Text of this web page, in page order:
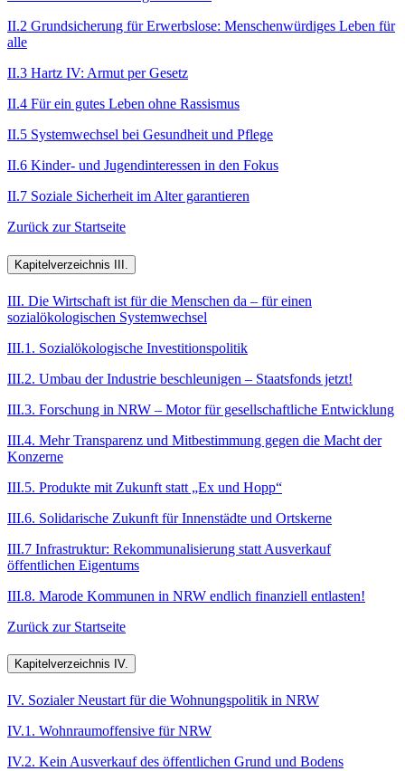
II.2 Grundsicherung für Erwerbslose: Menschenwürdiges Leben für
alle
II.3 Hartz IV: Armut per Gesetz
II.4 Für ein gutes Leben ohne Rassismus
II.5 Systemwechsel bei Gesundheit und Pflege
II.6 Kinder- und Jugendinteressen in den Fokus
II.7 Soziale Sicherheit im Alter garantieren
Zurück zur Startseite
Kapitelverzeichnis III.
III. Die Wirtschaft ist für die Menschen da – für einen
sozialökologischen Systemwechsel
III.1. Sozialökologische Investitionspolitik
III.2. Umbau der Industrie beschleunigen – Staatsfonds jetzt!
III.3. Forschung in NRW – Motor für gesellschaftliche Entwicklung
III.4. Mehr Transparenz und Mitbestimmung gegen die Macht der
Konzerne
III.5. Produkte mit Zukunft statt „Ex und Hopp“
III.6. Solidarische Zukunft für Innenstädte und Ortskerne
III.7 Infrastruktur: Rekommunalisierung statt Ausverkauf
öffentlichen Eigentums
III.8. Marode Kommunen in NRW endlich finanziell entlasten!
Zurück zur Startseite
Kapitelverzeichnis IV.
IV. Sozialer Neustart für die Wohnungspolitik in NRW
IV.1. Wohnraumoffensive für NRW
IV.2. Kein Ausverkauf des öffentlichen Grund und Bodens